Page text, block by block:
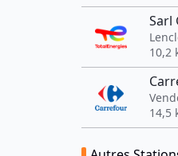
Sarl
10,2
14,5